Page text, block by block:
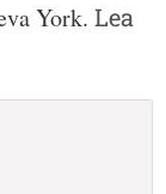
York. Lea